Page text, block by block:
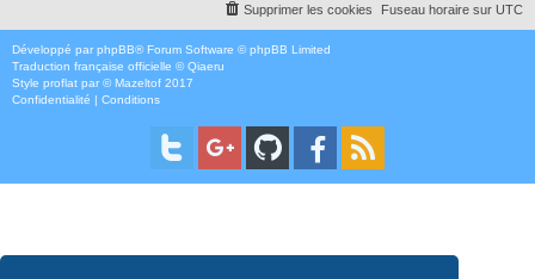
Fuseau horaire sur UTC
Supprimer les cookies
Développé par phpBB® Forum Software © phpBB Limited
Traduction française officielle ©Qiaeru
Style proflat par ©Mazeltof 2017
Confidentialité | Conditions